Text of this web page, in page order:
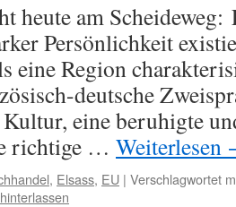
heute am
Persönlichkeit
eine Region
deutsche
eine beruhigte
richtige … Weiterlesen
, Elsass, EU | Verschlagwortet